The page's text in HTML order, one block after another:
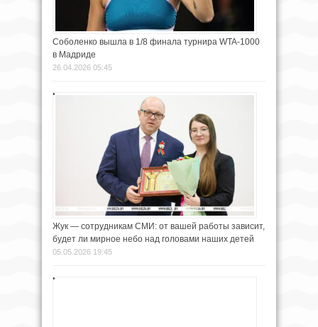
Соболенко вышла в 1/8 финала турнира WTA-1000
в Мадриде
26.04.2026 05:45
Жук — сотрудникам СМИ: от вашей работы зависит,
будет ли мирное небо над головами наших детей
05.05.2026 19:45